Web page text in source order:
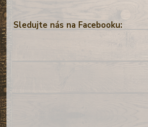
Sledujte nás na Facebooku: